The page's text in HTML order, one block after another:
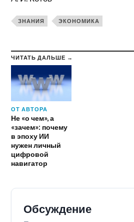
ЗНАНИЯ ЭКОНОМИКА
ЧИТАТЬ ДАЛЬШЕ →
ОТ АВТОРА
Не «о чем», а
«зачем»: почему
в эпоху ИИ
нужен личный
цифровой
навигатор
Обсуждение